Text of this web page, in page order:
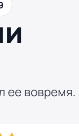
ее вовремя.